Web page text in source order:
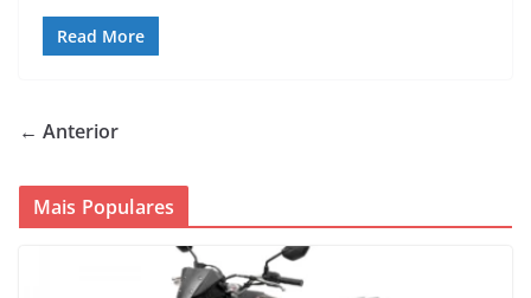
Read More
← Anterior
Mais Populares